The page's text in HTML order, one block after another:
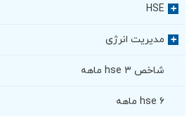
+
HSE
+ مدیریت انرژی
شاخص hse ۳ ماهه
hse ۶ ماهه